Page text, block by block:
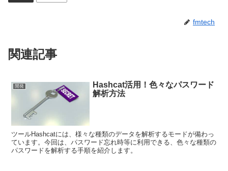
fmtech
関連記事
開発
Hashcat活用！色々なパスワード
解析方法
ツールHashcatには、様々な種類のデータを解析するモードが備わっ
ています。今回は、パスワード忘れ時等に利用できる、色々な種類の
パスワードを解析する手順を紹介します。